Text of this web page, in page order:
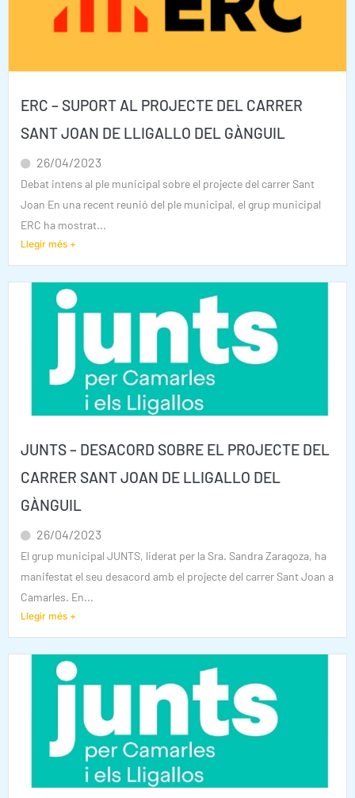
ERC – SUPORT AL PROJECTE DEL CARRER
SANT JOAN DE LLIGALLO DEL GÀNGUIL
26/04/2023
Debat intens al ple municipal sobre el projecte del carrer Sant
Joan En una recent reunió del ple municipal, el grup municipal
ERC ha mostrat...
Llegir més +
JUNTS – DESACORD SOBRE EL PROJECTE DEL
CARRER SANT JOAN DE LLIGALLO DEL
GÀNGUIL
26/04/2023
El grup municipal JUNTS, liderat per la Sra. Sandra Zaragoza, ha
manifestat el seu desacord amb el projecte del carrer Sant Joan a
Camarles. En...
Llegir més +